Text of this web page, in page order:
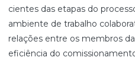
cientes das etapas do
ambiente de trabalho
relações entre os membros
eficiência do